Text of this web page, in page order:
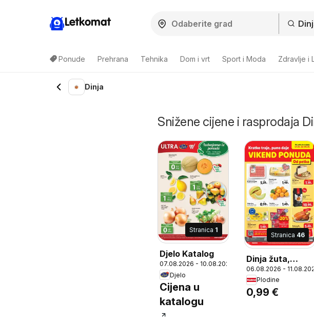
Letkomat
Ponude Prehrana Tehnika Dom i vrt Sport i Moda Zdravlje i
Dinja
Snižene cijene i rasprodaja
Stranica 1
Djelo Katalog
07.08.2026 - 10.08.2026
Djelo
Cijena u
katalogu
Stranica 46
Dinja žuta,
Zemlja
podrijetla Italija
06.08.2026 -
Plodine
0,99 €